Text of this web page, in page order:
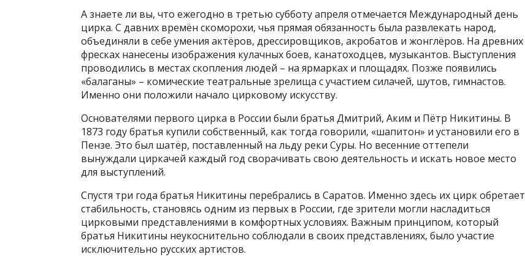
А знаете ли вы, что ежегодно в третью субботу апреля отмечается Международный день
цирка. С давних времён скоморохи, чья прямая обязанность была развлекать народ,
объединяли в себе умения актёров, дрессировщиков, акробатов и жонглёров. На древних
фресках нанесены изображения кулачных боев, канатоходцев, музыкантов. Выступления
проводились в местах скопления людей – на ярмарках и площадях. Позже появились
«балаганы» – комические театральные зрелища с участием силачей, шутов, гимнастов.
Именно они положили начало цирковому искусству.
Основателями первого цирка в России были братья Дмитрий, Аким и Пётр Никитины. В
1873 году братья купили собственный, как тогда говорили, «шапитон» и установили его в
Пензе. Это был шатёр, поставленный на льду реки Суры. Но весенние оттепели
вынуждали циркачей каждый год сворачивать свою деятельность и искать новое место
для выступлений.
Спустя три года братья Никитины перебрались в Саратов. Именно здесь их цирк обретает
стабильность, становясь одним из первых в России, где зрители могли насладиться
цирковыми представлениями в комфортных условиях. Важным принципом, который
братья Никитины неукоснительно соблюдали в своих представлениях, было участие
исключительно русских артистов.